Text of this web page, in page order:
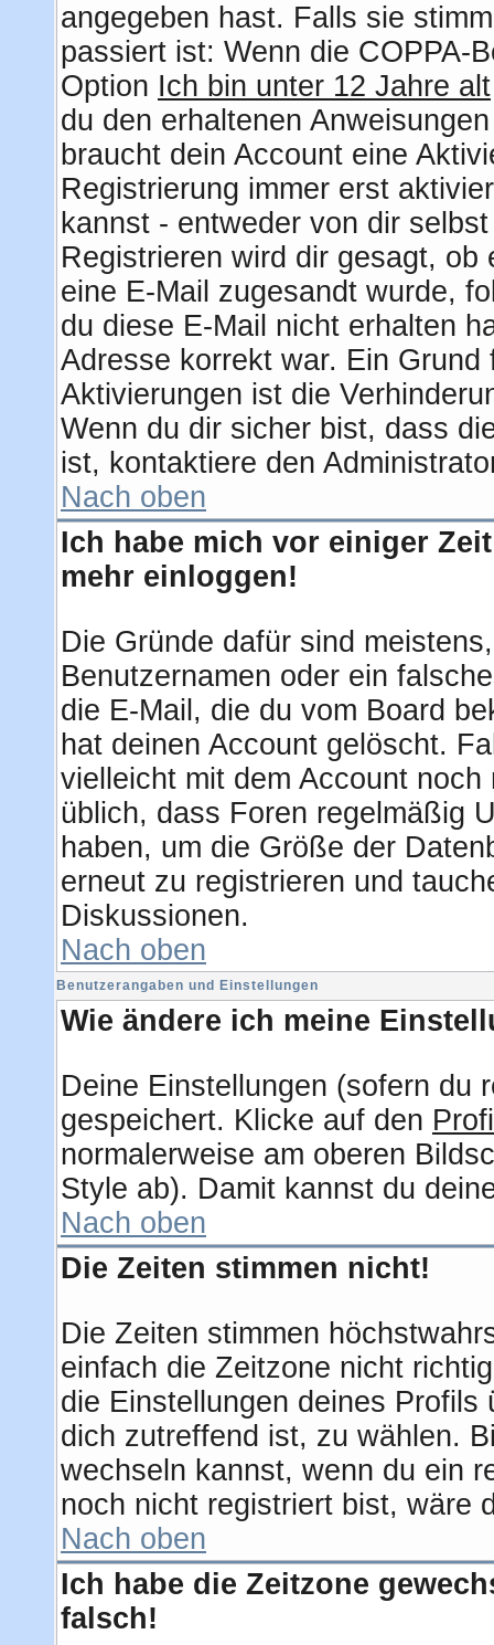
angegeben hast. Falls sie
passiert ist: Wenn die COPPA-
Option Ich bin unter 12 Jahre alt
du den erhaltenen
braucht dein Account eine
Registrierung immer erst
kannst - entweder von dir
Registrieren wird dir gesagt,
eine E-Mail zugesandt wurde,
du diese E-Mail nicht erhalten
Adresse korrekt war. Ein
Aktivierungen ist die
Wenn du dir sicher bist, dass
ist, kontaktiere den
Nach oben
Ich habe mich vor einiger
mehr einloggen!
Die Gründe dafür sind
Benutzernamen oder ein
die E-Mail, die du vom Board
hat deinen Account gelöscht.
vielleicht mit dem Account
üblich, dass Foren regelmäßig
haben, um die Größe der
erneut zu registrieren und
Diskussionen.
Nach oben
Benutzerangaben und Einstellungen
Wie ändere ich meine
Deine Einstellungen (sofern du
gespeichert. Klicke auf den
normalerweise am oberen
Style ab). Damit kannst du
Nach oben
Die Zeiten stimmen nicht!
Die Zeiten stimmen
einfach die Zeitzone nicht
die Einstellungen deines
dich zutreffend ist, zu wählen.
wechseln kannst, wenn du ein
noch nicht registriert bist, wäre
Nach oben
Ich habe die Zeitzone
falsch!